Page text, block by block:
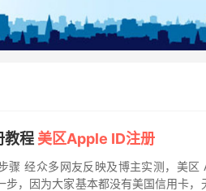
教程 美区Apple ID注册
骤 经众多网友反映及博主实测，美
步，因为大家基本都没有美国信用卡